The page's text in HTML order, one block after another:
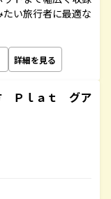
い旅行者に最適な
詳細を見る
Ｐｌａｔ グア